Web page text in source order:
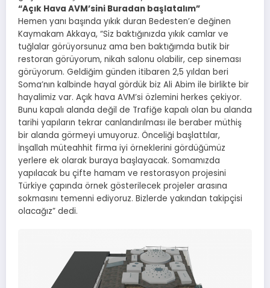
“Açık Hava AVM’sini Buradan başlatalım”
Hemen yanı başında yıkık duran Bedesten’e değinen
Kaymakam Akkaya, “Siz baktığınızda yıkık camlar ve
tuğlalar görüyorsunuz ama ben baktığımda butik bir
restoran görüyorum, nikah salonu olabilir, cep sineması
görüyorum. Geldiğim günden itibaren 2,5 yıldan beri
Soma’nın kalbinde hayal gördük biz Ali Abim ile birlikte bir
hayalimiz var. Açık hava AVM’si özlemini herkes çekiyor.
Bunu kapalı alanda değil de Trafiğe kapalı olan bu alanda
tarihi yapıların tekrar canlandırılması ile beraber müthiş
bir alanda görmeyi umuyoruz. Önceliği başlattılar,
İnşallah müteahhit firma iyi örneklerini gördüğümüz
yerlere ek olarak buraya başlayacak. Somamızda
yapılacak bu çifte hamam ve restorasyon projesini
Türkiye çapında örnek gösterilecek projeler arasına
sokmasını temenni ediyoruz. Bizlerde yakından takipçisi
olacağız” dedi.